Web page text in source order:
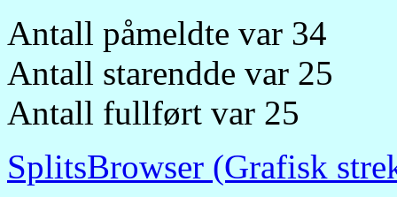
Antall påmeldte var 34
Antall starendde var 25
Antall fullført var 25
SplitsBrowser (Grafisk